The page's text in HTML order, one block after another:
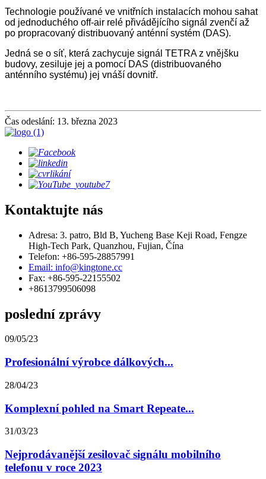
Technologie používané ve vnitřních instalacích mohou sahat
od jednoduchého off-air relé přivádějícího signál zvenčí až
po propracovaný distribuovaný anténní systém (DAS).
Jedná se o síť, která zachycuje signál TETRA z vnějšku
budovy, zesiluje jej a pomocí DAS (distribuovaného
anténního systému) jej vnáší dovnitř.
Čas odeslání: 13. března 2023
Kontaktujte nás
Adresa: 3. patro, Bld B, Yucheng Base Keji Road, Fengze
High-Tech Park, Quanzhou, Fujian, Čína
Telefon: +86-595-28857991
Email: info@kingtone.cc
Fax: +86-595-22155502
+8613799506098
poslední zprávy
09/05/23
Profesionální výrobce dálkových...
28/04/23
Komplexní pohled na Smart Repeate...
31/03/23
Nejprodávanější zesilovač signálu mobilního
telefonu v roce 2023